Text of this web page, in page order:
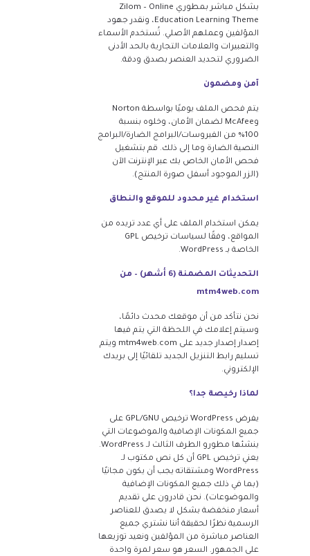
بشكل مباشر بمطوري Zilom – Online
Education Learning Theme، ونقدر جهود
المؤلفين وعملهم الأصلي. تُستخدم الأسماء
والتعبيرات والعلامات التجارية بالحد الأدنى
الضروري لتحديد العنصر بصدق ودقة.
آمن ومضمون
يتم فحص الملف يوميًا بواسطة Norton
وMcAfee لضمان الأمان، وخلوه بنسبة
100% من الفيروسات/البرامج الضارة/البرامج
النصية الضارة وما إلى ذلك. قم بتشغيل
فحص الأمان الخاص بك عبر الإنترنت الآن
(الزر الموجود أسفل صورة المنتج).
استخدام غير محدود للموقع والنطاق
يمكن استخدام الملف على أي عدد تريده من
المواقع، وفقًا لسياسات ترخيص GPL
الخاصة بـ WordPress.
التحديثات المضمنة (6 أشهر) – من
mtm4web.com
نحن نتأكد من أن موقعك محدث دائمًا،
وسيتم إعلامك في اللحظة التي يتم فيها
إصدار إصدار جديد على mtm4web.com ويتم
تسليم رابط التنزيل الجديد تلقائيًا إلى بريدك
الإلكتروني.
لماذا رخيصة جدا؟
يفرض WordPress ترخيص GPL/GNU على
جميع المكونات الإضافية والموضوعات التي
ينشئها مطورو الطرف الثالث لـ WordPress.
يعني ترخيص GPL أن كل نص مكتوب لـ
WordPress ومشتقاته يجب أن يكون مجانيًا
(بما في ذلك جميع المكونات الإضافية
والموضوعات). نحن قادرون على تقديم
أسعار منخفضة بشكل لا يصدق للعناصر
الرسمية نظرًا لحقيقة أننا نشتري جميع
العناصر مباشرة من المؤلفين ونعيد توزيعها
على الجمهور. السعر هو سعر لمرة واحدة